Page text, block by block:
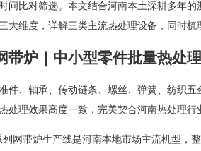
间比对筛选。本文结合河南本土深耕多年
大维度，详解三类主流热处理设备，同时
带炉｜中小型零件批量热处
件、轴承、传动链条、螺丝、弹簧、纺织
处理效果高度一致，完美契合河南热处理
列网带炉生产线是河南本地市场主流机型，